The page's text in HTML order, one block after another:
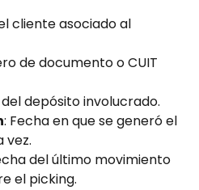
cliente asociado al
de documento o CUIT
depósito involucrado.
: Fecha en que se generó el
vez.
del último movimiento
el picking.